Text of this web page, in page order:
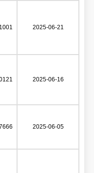
2025-06-21
2025-06-16
2025-06-05